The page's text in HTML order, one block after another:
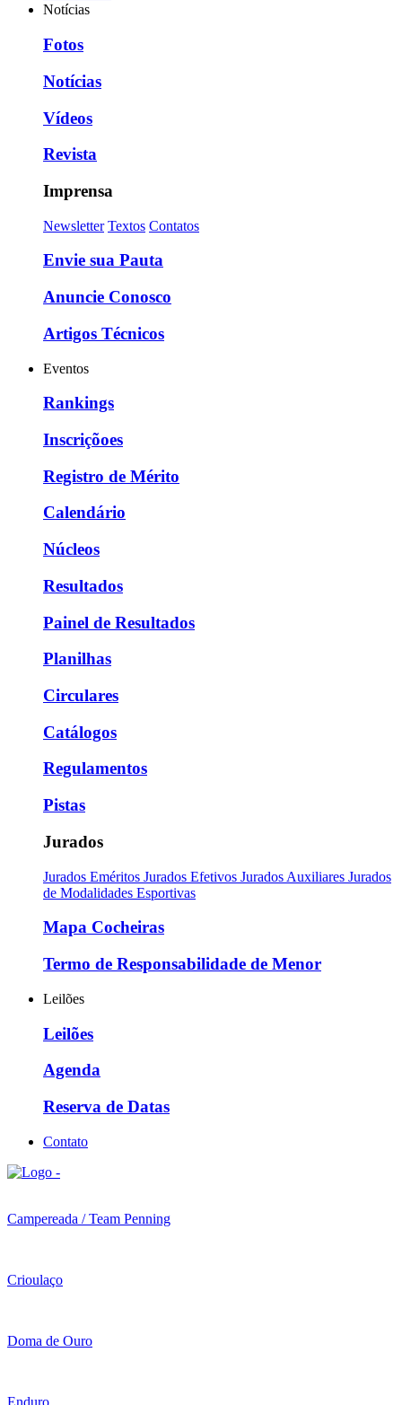
Notícias
Fotos
Notícias
Vídeos
Revista
Imprensa
Newsletter Textos Contatos
Envie sua Pauta
Anuncie Conosco
Artigos Técnicos
Eventos
Rankings
Inscriçõoes
Registro de Mérito
Calendário
Núcleos
Resultados
Painel de Resultados
Planilhas
Circulares
Catálogos
Regulamentos
Pistas
Jurados
Jurados Eméritos Jurados Efetivos Jurados Auxiliares Jurados
de Modalidades Esportivas
Mapa Cocheiras
Termo de Responsabilidade de Menor
Leilões
Leilões
Agenda
Reserva de Datas
Contato
Campereada / Team Penning
Crioulaço
Doma de Ouro
Enduro